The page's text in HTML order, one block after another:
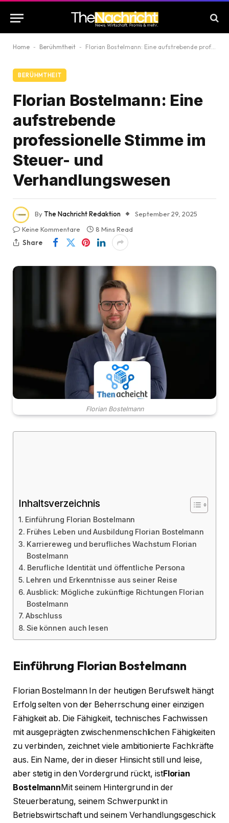
Home - Berühmtheit - Florian Bostelmann: Eine aufstrebende professionelle Stimme im Steuer- und Verhandlungswesen
BERÜHMTHEIT
Florian Bostelmann: Eine
aufstrebende
professionelle Stimme im
Steuer- und
Verhandlungswesen
ByThe Nachricht Redaktion
September 29, 2025
Keine Kommentare
8 Mins Read
Share
Florian Bostelmann
Inhaltsverzeichnis
Einführung Florian Bostelmann
Frühes Leben und Ausbildung Florian Bostelmann
Karriereweg und berufliches Wachstum Florian
Bostelmann
Berufliche Identität und öffentliche Persona
Lehren und Erkenntnisse aus seiner Reise
Ausblick: Mögliche zukünftige Richtungen Florian
Bostelmann
Abschluss
Sie können auch lesen
Einführung Florian Bostelmann
Florian Bostelmann In der heutigen Berufswelt hängt
Erfolg selten von der Beherrschung einer einzigen
Fähigkeit ab. Die Fähigkeit, technisches Fachwissen
mit ausgeprägten zwischenmenschlichen Fähigkeiten
zu verbinden, zeichnet viele ambitionierte Fachkräfte
aus. Ein Name, der in dieser Hinsicht still und leise,
aber stetig in den Vordergrund rückt, istFlorian
BostelmannMit seinem Hintergrund in der
Steuerberatung, seinem Schwerpunkt in
Betriebswirtschaft und seinem Verhandlungsgeschick